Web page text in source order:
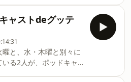
」「ちきゅうのにわ」
「mojojojo」「ラーテ
レース店」「アフュー
ボックス」「ヨアジョ
！『タイパ至上主義 判
ひざ」か』で遊んでみま
最速で「ひじ」か「ひ
る&ldquo;関節系
ードカードゲーム。ゲ
「杉岡さんの肘・膝事
ャストdeグッテ
と、水・木曜と別々に
る2人が、ポッドキャ